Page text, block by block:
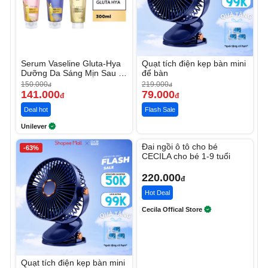
Serum Vaseline Gluta-Hya
Dưỡng Da Sáng Mịn Sau 7
Ngày
150.000đ
141.000đ
Deal hot
Unilever
Quạt tích điện kẹp bàn mini
để bàn
219.000đ
79.000đ
Flash Sale
-63%
Quạt tích điện kẹp bàn mini
Đai ngồi ô tô cho bé
CECILA cho bé 1-9 tuổi
220.000đ
Hot Deal
Cecila Offical Store